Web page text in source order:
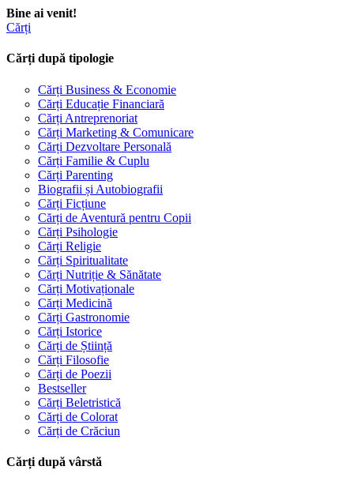
Bine ai venit!
Cărți
Cărți după tipologie
Cărți Business & Economie
Cărți Educație Financiară
Cărți Antreprenoriat
Cărți Marketing & Comunicare
Cărți Dezvoltare Personală
Cărți Familie & Cuplu
Cărți Parenting
Biografii și Autobiografii
Cărți Ficțiune
Cărți de Aventură pentru Copii
Cărți Psihologie
Cărți Religie
Cărți Spiritualitate
Cărți Nutriție & Sănătate
Cărți Motivaționale
Cărți Medicină
Cărți Gastronomie
Cărți Istorice
Cărți de Știință
Cărți Filosofie
Cărți de Poezii
Bestseller
Cărți Beletristică
Cărți de Colorat
Cărți de Crăciun
Cărți după vârstă